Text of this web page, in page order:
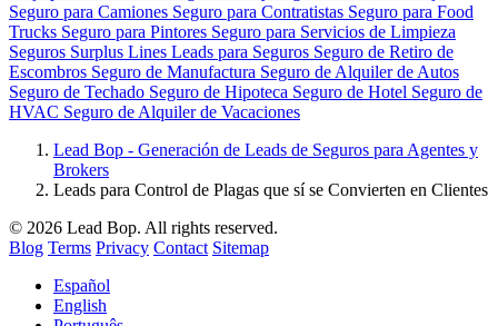
Seguro para Camiones Seguro para Contratistas Seguro para Food
Trucks Seguro para Pintores Seguro para Servicios de Limpieza
Seguros Surplus Lines Leads para Seguros Seguro de Retiro de
Escombros Seguro de Manufactura Seguro de Alquiler de Autos
Seguro de Techado Seguro de Hipoteca Seguro de Hotel Seguro de
HVAC Seguro de Alquiler de Vacaciones
Lead Bop - Generación de Leads de Seguros para Agentes y
Brokers
Leads para Control de Plagas que sí se Convierten en Clientes
© 2026 Lead Bop. All rights reserved.
Blog Terms Privacy Contact Sitemap
Español
English